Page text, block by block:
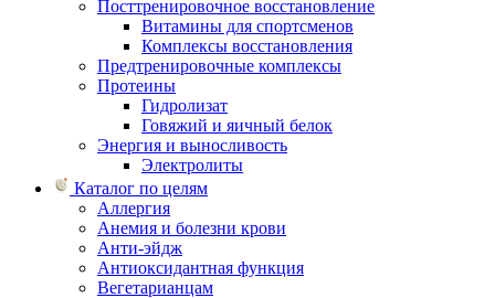
Посттренировочное восстановление
Витамины для спортсменов
Комплексы восстановления
Предтренировочные комплексы
Протеины
Гидролизат
Говяжий и яичный белок
Энергия и выносливость
Электролиты
Каталог по целям
Аллергия
Анемия и болезни крови
Анти-эйдж
Антиоксидантная функция
Вегетарианцам